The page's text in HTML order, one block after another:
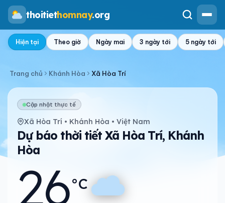
thoitiethomnay.org
Hiện tại Theo giờ Ngày mai 3 ngày tới 5 ngày tới
Trang chủ Khánh Hòa Xã Hòa Trí
Cập nhật thực tế
Xã Hòa Trí • Khánh Hòa • Việt Nam
Dự báo thời tiết Xã Hòa Trí, Khánh
Hòa
26°C